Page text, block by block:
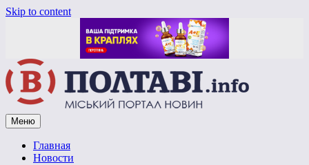
Skip to content
Vpoltave.info
Полтавский портал новостей
Меню
Главная
Новости